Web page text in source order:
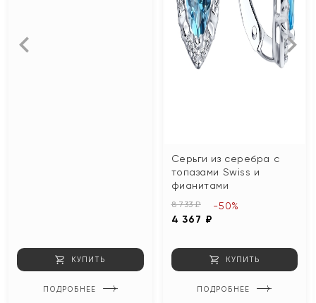
КУПИТЬ
ПОДРОБНЕЕ
Серьги из серебра с
топазами Swiss и
фианитами
8 733 ₽
4 367 ₽
-50%
КУПИТЬ
ПОДРОБНЕЕ